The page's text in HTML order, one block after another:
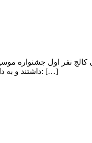
نفر اول جشنواره
داشتند و به داوری پرداختند هجدهمین جشنواره ملی موسیقی جوان — گالری هجدهمین جشنواره ملی موسیقی جوان سه پوستر رسمی جشنواره: […]